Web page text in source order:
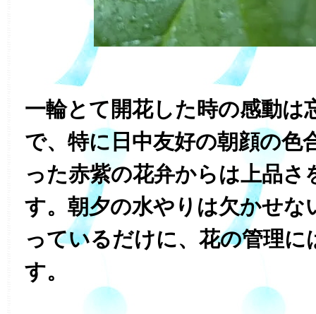
一輪とて開花した時の感動は
で、特に日中友好の朝顔の色
った赤紫の花弁からは上品さ
す。朝夕の水やりは欠かせな
っているだけに、花の管理に
す。